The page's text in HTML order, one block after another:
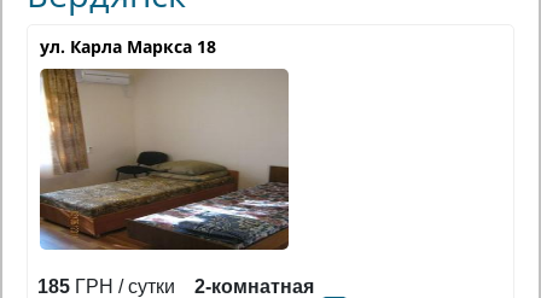
ул. Карла Маркса 18
185 ГРН / сутки 2-комнатная